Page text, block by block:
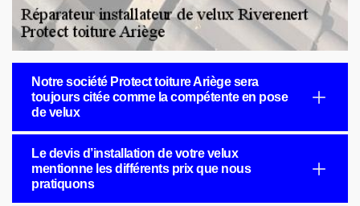
Notre société Protect toiture Ariège sera
toujours citée comme la compétente en pose
de velux
Le devis d’installation de votre velux
mentionne les différents prix que nous
pratiquons